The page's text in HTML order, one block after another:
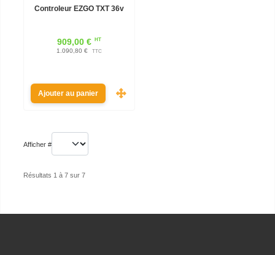
Controleur EZGO TXT 36v
909,00 € HT
1.090,80 € TTC
Ajouter au panier
Afficher #
Résultats 1 à 7 sur 7